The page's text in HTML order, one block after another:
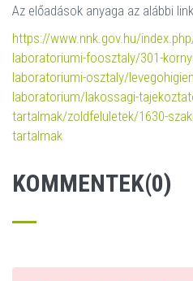
Az előadások anyaga az alábbi
https://www.nnk.gov.hu/
laboratoriumi-foosztaly/301-
laboratoriumi-osztaly/
laboratorium/lakossagi-
tartalmak/zoldfeluletek/1630-
tartalmak
KOMMENTEK(0)